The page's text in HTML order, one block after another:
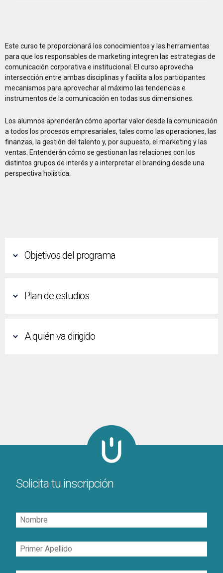
Este curso te proporcionará los conocimientos y las herramientas
para que los responsables de marketing integren las estrategias de
comunicación corporativa e institucional. El curso aprovecha
intersección entre ambas disciplinas y facilita a los participantes
mecanismos para aprovechar al máximo las tendencias e
instrumentos de la comunicación en todas sus dimensiones.
Los alumnos aprenderán cómo aportar valor desde la comunicación
a todos los procesos empresariales, tales como las operaciones, las
finanzas, la gestión del talento y, por supuesto, el marketing y las
ventas. Entenderán cómo se gestionan las relaciones con los
distintos grupos de interés y a interpretar el branding desde una
perspectiva holística.
Objetivos del programa
Plan de estudios
A quién va dirigido
Solicita tu inscripción
Nombre
Primer
Apellido